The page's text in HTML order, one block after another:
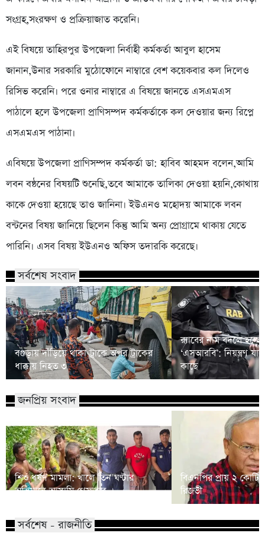
সংগ্রহ,সংরক্ষণ ও প্রক্রিয়াজাত করেনি।
এই বিষয়ে তাহিরপুর উপজেলা নির্বাহী কর্মকর্তা আবুল হাসেম
জানান,উনার সরকারি মুঠোফোনে নাম্বারে বেশ কয়েকবার কল দিলেও
রিসিভ করেনি। পরে ওনার নাম্বারে এ বিষয়ে জানতে এসএমএস
পাঠালে হলে উপজেলা প্রাণিসম্পদ কর্মকর্তাকে কল দেওয়ার জন্য রিপ্লে
এসএমএস পাঠানা।
এবিষয়ে উপজেলা প্রাণিসম্পদ কর্মকর্তা ডা: হাবিব আহমদ বলেন,আমি
লবন বন্ঠনের বিষয়টি শুনেছি,তবে আমাকে তালিকা দেওয়া হয়নি,কোথায়
কাকে দেওয়া হয়েছে তাও জানিনা। ইউএনও মহোদয় আমাকে লবন
বন্টনের বিষয় জানিয়ে ছিলেন কিন্তু আমি অন্য প্রোগ্রামে থাকায় যেতে
পারিনি। এসব বিষয় ইউএনও অফিস তদারকি করেছে।
সর্বশেষ সংবাদ
বগুড়ায় দাঁড়িয়ে থাকা ট্রাকে অপর ট্রাকের
ধাক্কায় নিহত ৩
র‍্যাবের নাম বদলে হচ্ছে
‘এসআরবি’: নিয়ন্ত্রণ
কাছে
জনপ্রিয় সংবাদ
শিশু ধর্ষণ মামলা: খালে তিন ঘণ্টার
অভিযানে আসামি গ্রেফতার
বিএনপির প্রায় ২ কোটি
রিজভী
সর্বশেষ - রাজনীতি